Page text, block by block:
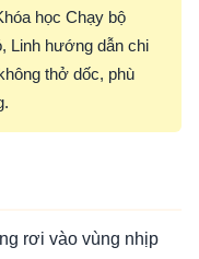
học Chạy bộ
Linh hướng dẫn chi
thở dốc, phù
rơi vào vùng nhịp